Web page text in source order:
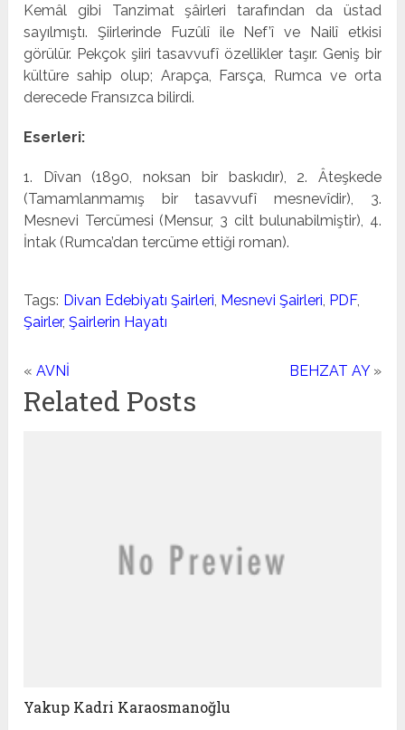
Kemâl gibi Tanzimat şâirleri ta­rafından da üstad
sayılmıştı. Şiirlerinde Fuzûlî ile Nef’î ve Nailî etkisi
görülür. Pekçok şiiri tasavvufî özellikler taşır. Geniş bir
kültüre sahip olup; Arapça, Farsça, Rumca ve orta
derecede Fransızca bilirdi.
Eserleri:
1. Dîvan (1890, noksan bir baskıdır), 2. Âteşkede
(Tamamlanmamış bir tasavvufî mesnevîdir), 3.
Mesnevi Ter­cümesi (Mensur, 3 cilt bulunabilmiştir), 4.
İntak (Rumca’dan tercüme ettiği roman).
Tags: Divan Edebiyatı Şairleri, Mesnevi Şairleri, PDF,
Şairler,Şairlerin Hayatı
«AVNİ BEHZAT AY»
Related Posts
Yakup Kadri Karaosmanoğlu